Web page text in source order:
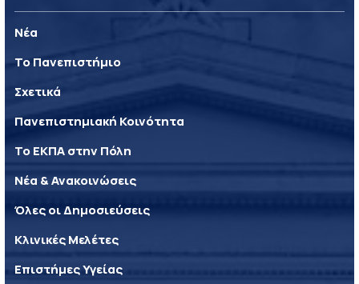
Νέα
Το Πανεπιστήμιο
Σχετικά
Πανεπιστημιακή Κοινότητα
Το ΕΚΠΑ στην Πόλη
Νέα & Ανακοινώσεις
Όλες οι Δημοσιεύσεις
Κλινικές Μελέτες
Επιστήμες Υγείας